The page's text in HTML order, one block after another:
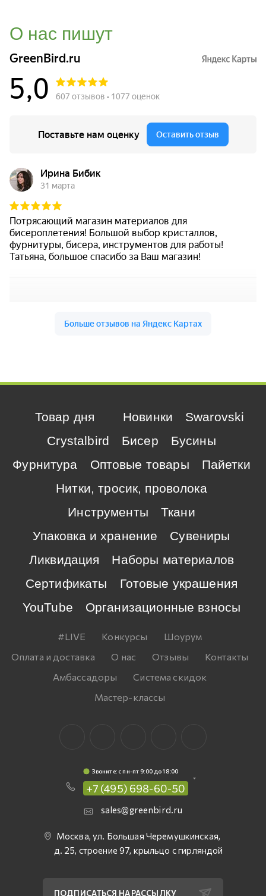
О нас пишут
Товар дня Новинки
Swarovski
Crystalbird
Бисер
Бусины
Фурнитура
Оптовые товары
Пайетки
Нитки, тросик, проволока
Инструменты
Ткани
Упаковка и хранение
Сувениры
Ликвидация
Наборы материалов
Сертификаты
Готовые украшения
YouTube
Организационные взносы
#LIVE Конкурсы
Шоурум
Оплата и доставка
О нас Отзывы
Контакты
Амбассадоры
Система скидок
Мастер-классы
Звоните: c пн-пт 9:00 до 18:00
+7 (495) 698-60-50
sales@greenbird.ru
Москва, ул. Большая Черемушкинская,
д. 25, строение 97, крыльцо с гирляндой
ПОДПИСАТЬСЯ НА РАССЫЛКУ